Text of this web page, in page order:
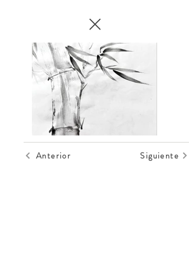
Anterior Siguiente